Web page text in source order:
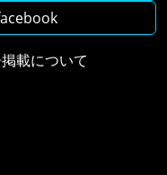
載について